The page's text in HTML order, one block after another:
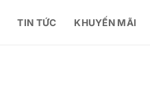
TIN TỨC KHUYẾN MÃI